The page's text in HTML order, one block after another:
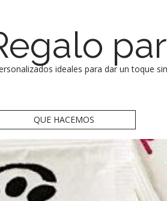
ideales para dar un toque
QUE HACEMOS